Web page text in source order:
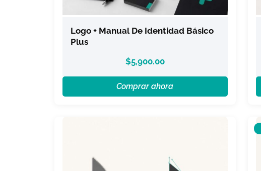
Logo + Manual De Identidad Básico
Plus
$5,900.00
Comprar ahora